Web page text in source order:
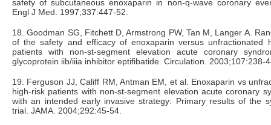
safety of subcutaneous enoxaparin in non-q-wave coronary
Engl J Med. 1997;337:447-52.
18. Goodman SG, Fitchett D, Armstrong PW, Tan M, Langer A.
of the safety and efficacy of enoxaparin versus unfractionated
patients with non-st-segment elevation acute coronary
glycoprotein iib/iiia inhibitor eptifibatide. Circulation. 2003;107:238-
19. Ferguson JJ, Califf RM, Antman EM, et al. Enoxaparin vs
high-risk patients with non-st-segment elevation acute coronary
with an intended early invasive strategy: Primary results of the
trial. JAMA. 2004;292:45-54.